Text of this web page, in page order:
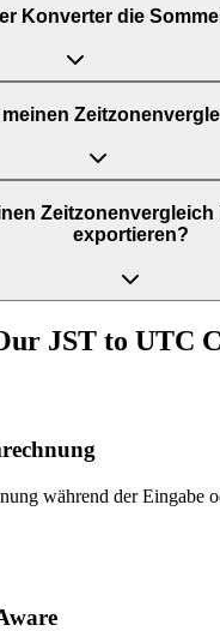
Konverter die
exportieren?
JST to UTC
während der Eingabe